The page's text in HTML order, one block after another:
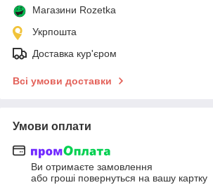
Магазини Rozetka
Укрпошта
Доставка кур'єром
Всі умови доставки
Умови оплати
Ви отримаєте замовлення
або гроші повернуться на вашу картку